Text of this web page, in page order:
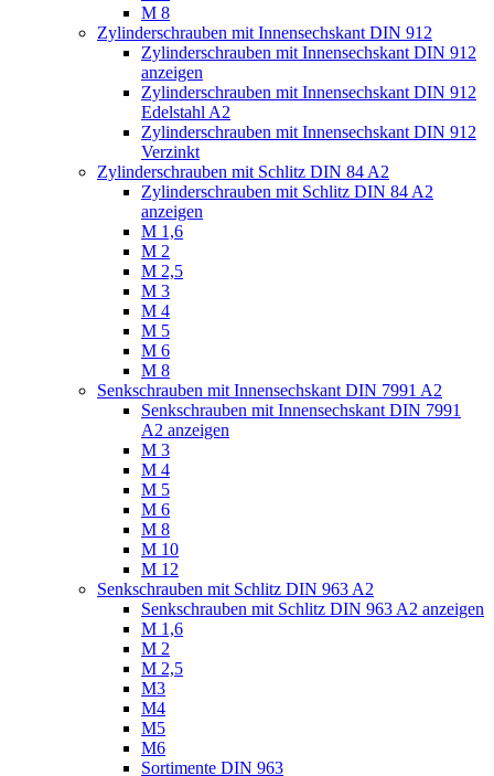
M 8
Zylinderschrauben mit Innensechskant DIN 912
Zylinderschrauben mit Innensechskant DIN 912
anzeigen
Zylinderschrauben mit Innensechskant DIN 912
Edelstahl A2
Zylinderschrauben mit Innensechskant DIN 912
Verzinkt
Zylinderschrauben mit Schlitz DIN 84 A2
Zylinderschrauben mit Schlitz DIN 84 A2
anzeigen
M 1,6
M 2
M 2,5
M 3
M 4
M 5
M 6
M 8
Senkschrauben mit Innensechskant DIN 7991 A2
Senkschrauben mit Innensechskant DIN 7991
A2 anzeigen
M 3
M 4
M 5
M 6
M 8
M 10
M 12
Senkschrauben mit Schlitz DIN 963 A2
Senkschrauben mit Schlitz DIN 963 A2 anzeigen
M 1,6
M 2
M 2,5
M3
M4
M5
M6
Sortimente DIN 963